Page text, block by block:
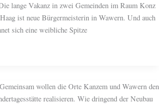
lange Vakanz in zwei Gemeinden im Raum Konz
ist neue Bürgermeisterin in Wawern. Und auch
sich eine weibliche Spitze
wollen die Orte Kanzem und Wawern den
realisieren. Wie dringend der Neubau